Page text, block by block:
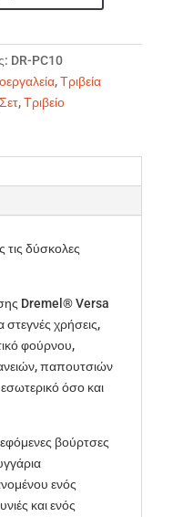
DR-PC10
,Τριβεία
Σετ,Τριβείο
τις δύσκολες
Dremel® Versa
στεγνές χρήσεις,
φούρνου,
παπουτσιών
όσο και
βούρτσες
ενός
και ενός